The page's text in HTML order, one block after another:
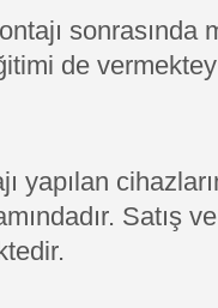
de
yapılan
Satış